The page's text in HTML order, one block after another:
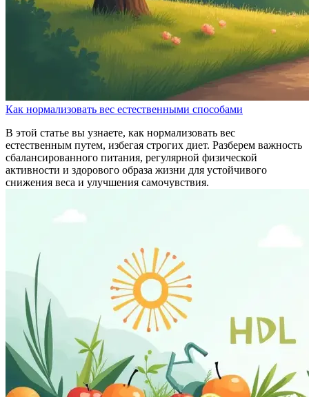
Как нормализовать вес естественными способами
В этой статье вы узнаете, как нормализовать вес
естественным путем, избегая строгих диет. Разберем важность
сбалансированного питания, регулярной физической
активности и здорового образа жизни для устойчивого
снижения веса и улучшения самочувствия.